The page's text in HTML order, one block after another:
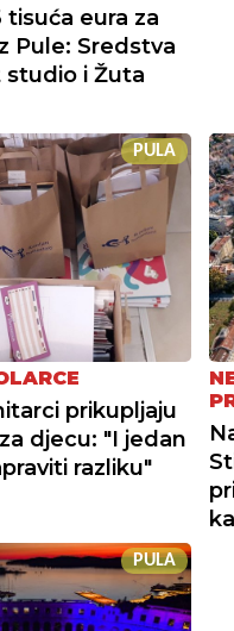
tisuća eura za
Pule: Sredstva
studio i Žuta
PULA
prikupljaju
djecu: "I jedan
razliku"
PULA